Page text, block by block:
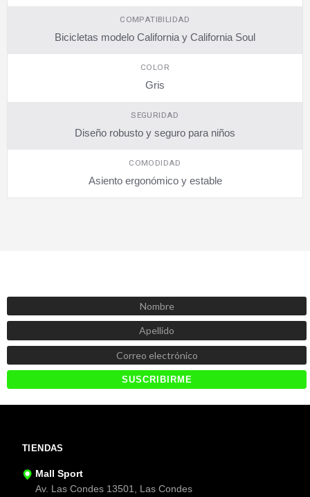
COMPATIBILIDAD
Bicicletas modelo California y California Soul
COLOR
Gris
SEGURIDAD
Diseño robusto y seguro para niños
COMODIDAD
Asiento ergonómico y estable
TIENDAS
Mall Sport
Av. Las Condes 13501, Las Condes